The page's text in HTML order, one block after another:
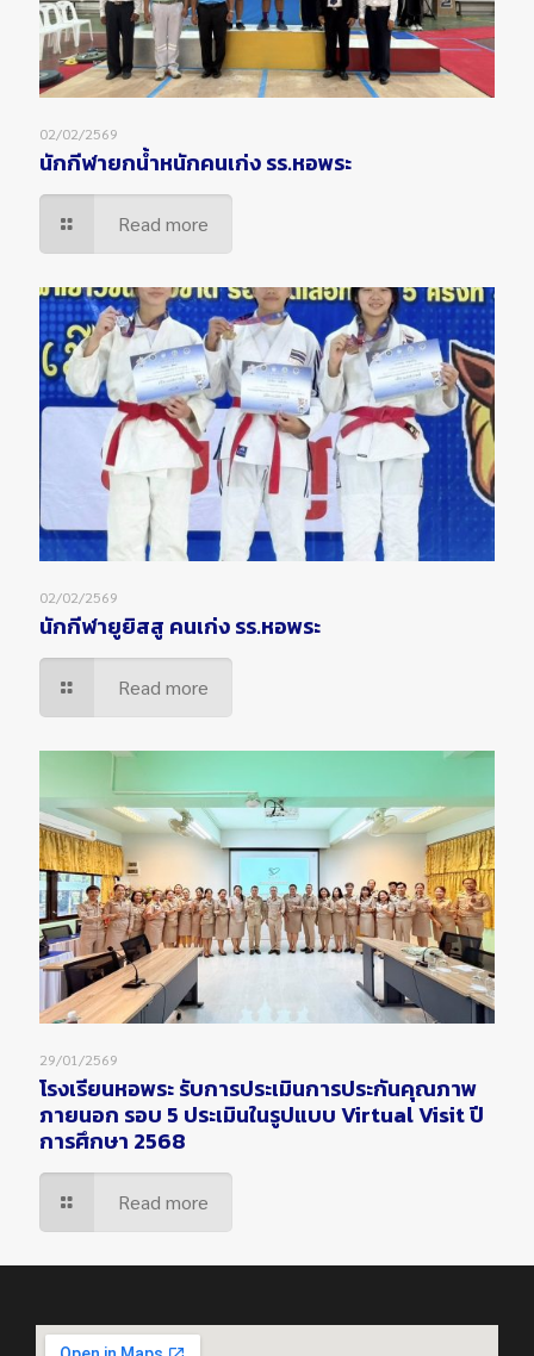
02/02/2569
นักกีฬายกน้ำหนักคนเก่ง รร.หอพระ
Read more
02/02/2569
นักกีฬายูยิสสู คนเก่ง รร.หอพระ
Read more
29/01/2569
โรงเรียนหอพระ รับการประเมินการประกันคุณภาพ
ภายนอก รอบ 5 ประเมินในรูปแบบ Virtual Visit ปี
การศึกษา 2568
Read more